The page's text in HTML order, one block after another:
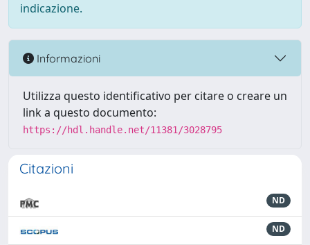
indicazione.
Informazioni
Utilizza questo identificativo per citare o creare un
link a questo documento:
https://hdl.handle.net/11381/3028795
Citazioni
ND
ND